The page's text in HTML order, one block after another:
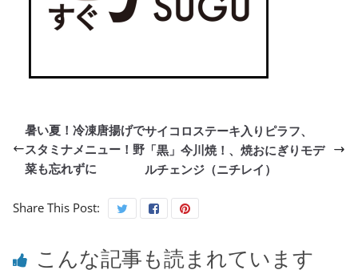
暑い夏！冷凍唐揚げで
スタミナメニュー！野
菜も忘れずに
サイコロステーキ入りピラフ、
「黒」今川焼！、焼おにぎりモデ
ルチェンジ（ニチレイ）
Share This Post:
こんな記事も読まれています